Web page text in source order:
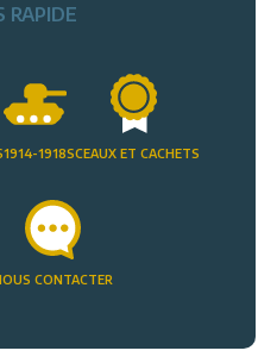
RAPIDE
1914-1918SCEAUX ET CACHETS
CONTACTER